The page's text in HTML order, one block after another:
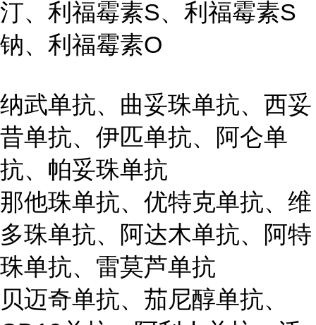
汀、利福霉素S、利福霉素S
钠、利福霉素O
纳武单抗、曲妥珠单抗、西妥
昔单抗、伊匹单抗、阿仑单
抗、帕妥珠单抗
那他珠单抗、优特克单抗、维
多珠单抗、阿达木单抗、阿特
珠单抗、雷莫芦单抗
贝迈奇单抗、茄尼醇单抗、